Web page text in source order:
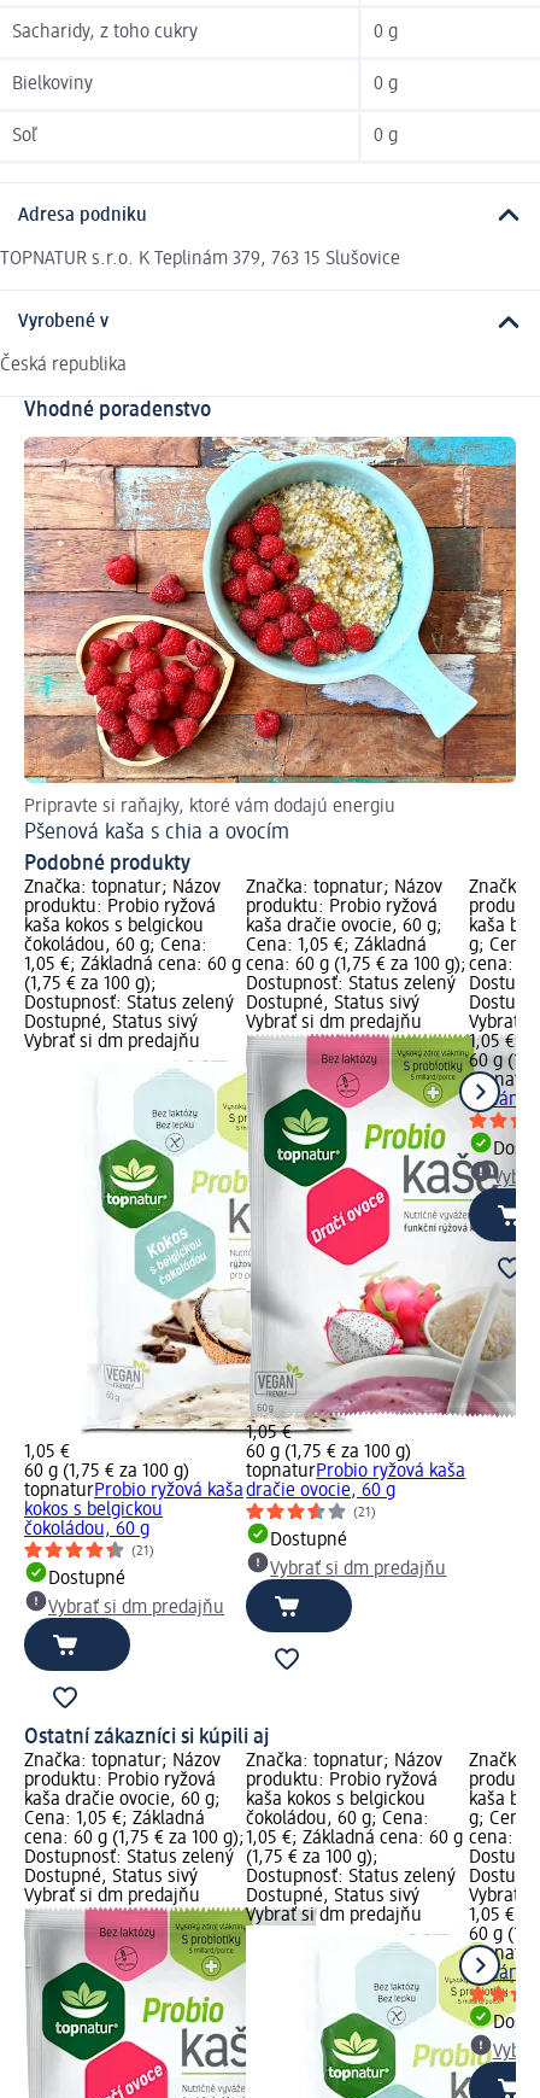
Sacharidy, z toho cukry 0 g
Bielkoviny 0 g
Soľ 0 g
Adresa podniku
TOPNATUR s.r.o. K Teplinám 379, 763 15 Slušovice
Vyrobené v
Česká republika
Vhodné poradenstvo
Pripravte si raňajky, ktoré vám dodajú energiu
Pšenová kaša s chia a ovocím
Podobné produkty
Značka: topnatur; Názov
produktu: Probio ryžová
kaša kokos s belgickou
čokoládou, 60 g; Cena:
1,05 €; Základná cena: 60 g
(1,75 € za 100 g);
Dostupnosť: Status zelený
Dostupné, Status sivý
Vybrať si dm predajňu
1,05 €
60 g (1,75 € za 100 g)
topnaturProbio ryžová kaša
kokos s belgickou
čokoládou, 60 g
(21)
Dostupné
Vybrať si dm predajňu
Značka: topnatur; Názov
produktu: Probio ryžová
kaša dračie ovocie, 60 g;
Cena: 1,05 €; Základná
cena: 60 g (1,75 € za 100 g);
Dostupnosť: Status zelený
Dostupné, Status sivý
Vybrať si dm predajňu
1,05 €
60 g (1,75 € za 100 g)
topnaturProbio ryžová kaša
dračie ovocie, 60 g
(21)
Dostupné
Vybrať si dm predajňu
Značka:
kaša
g; Cena:
cena: 60
Vybrať
1,05 €
60 g
topnatur
banán
Ostatní zákazníci si kúpili aj
Značka: topnatur; Názov
produktu: Probio ryžová
kaša dračie ovocie, 60 g;
Cena: 1,05 €; Základná
cena: 60 g (1,75 € za 100 g);
Dostupnosť: Status zelený
Dostupné, Status sivý
Vybrať si dm predajňu
Značka: topnatur; Názov
produktu: Probio ryžová
kaša kokos s belgickou
čokoládou, 60 g; Cena:
1,05 €; Základná cena: 60 g
(1,75 € za 100 g);
Dostupnosť: Status zelený
Dostupné, Status sivý
Vybrať si dm predajňu
Značka:
kaša
g; Cena:
cena: 60
Vybrať
1,05 €
60 g
topnatur
banán